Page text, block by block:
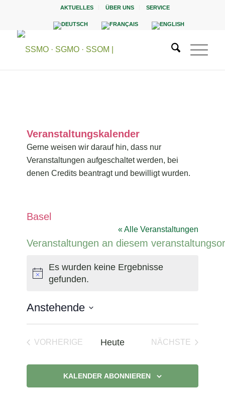
AKTUELLES ÜBER UNS SERVICE
Veranstaltungskalender
Gerne weisen wir darauf hin, dass nur
Veranstaltungen aufgeschaltet werden, bei
denen Credits beantragt und bewilligt wurden.
Basel
« Alle Veranstaltungen
Veranstaltungen an diesem
Hinweis
Es wurden keine Ergebnisse
gefunden.
Anstehende
VORHERIGE
Heute
NÄCHSTE
KALENDER ABONNIEREN